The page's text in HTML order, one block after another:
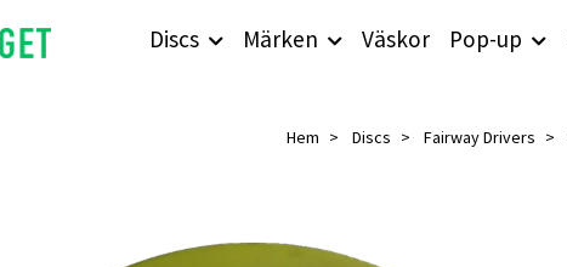
Discs Märken Väskor Pop-up
Hem Discs Fairway Drivers